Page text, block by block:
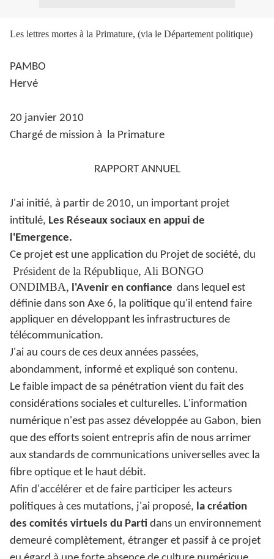
Les lettres mortes à la Primature, (via le Département politique)
PAMBO
Hervé
20 janvier 2010
Chargé de mission à la Primature
RAPPORT ANNUEL
J'ai initié, à partir de 2010, un important projet
intitulé, Les Réseaux sociaux en appui de
l'Emergence.
Ce projet est une application du Projet de société, du
Président de la République, Ali BONGO
ONDIMBA, l'Avenir en confiance dans lequel est
définie dans son Axe 6, la politique qu'il entend faire
appliquer en développant les infrastructures de
télécommunication.
J'ai au cours de ces deux années passées,
abondamment, informé et expliqué son contenu.
Le faible impact de sa pénétration vient du fait des
considérations sociales et culturelles. L'information
numérique n'est pas assez développée au Gabon, bien
que des efforts soient entrepris afin de nous arrimer
aux standards de communications universelles avec la
fibre optique et le haut débit.
Afin d'accélérer et de faire participer les acteurs
politiques à ces mutations, j'ai proposé, la création
des comités virtuels du Parti dans un environnement
demeuré complètement, étranger et passif à ce projet